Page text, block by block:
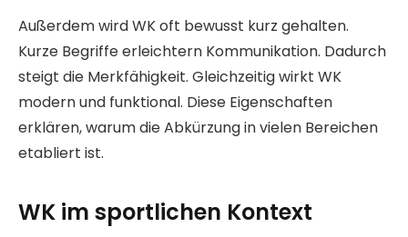
Außerdem wird WK oft bewusst kurz gehalten.
Kurze Begriffe erleichtern Kommunikation. Dadurch
steigt die Merkfähigkeit. Gleichzeitig wirkt WK
modern und funktional. Diese Eigenschaften
erklären, warum die Abkürzung in vielen Bereichen
etabliert ist.
WK im sportlichen Kontext